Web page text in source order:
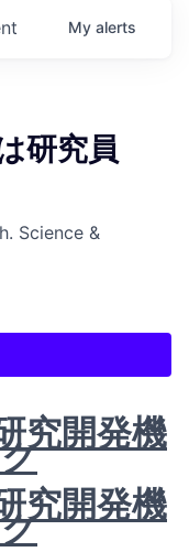
My alerts
研究員
Science &
究開発機
究開発機